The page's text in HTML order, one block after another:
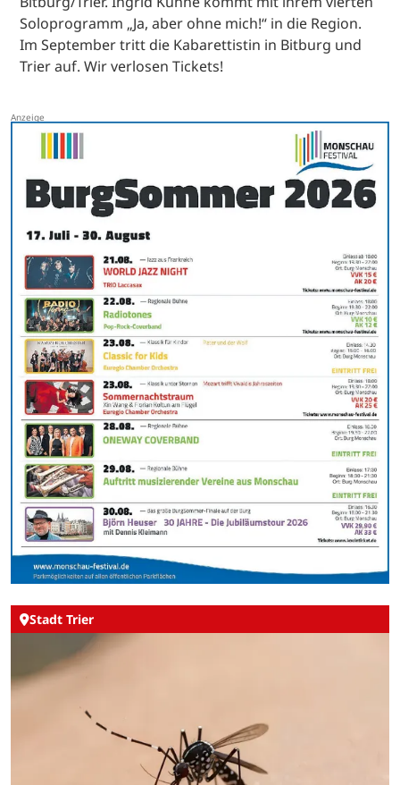
Soloprogramm „Ja, aber ohne mich!“ in die Region.
Im September tritt die Kabarettistin in Bitburg und
Trier auf. Wir verlosen Tickets!
Stadt Trier